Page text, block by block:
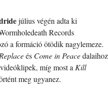
július végén adta ki
Records
a formáció ötödik nagylemeze.
és Come in Peacedalaihoz
míg most aKill
meg ugyanez.